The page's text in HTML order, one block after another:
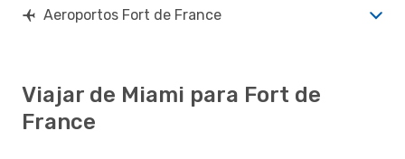
Aeroportos Fort de France
Viajar de Miami para Fort de
France